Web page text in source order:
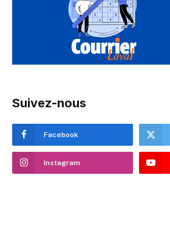
Suivez-nous
Facebook
Instagram